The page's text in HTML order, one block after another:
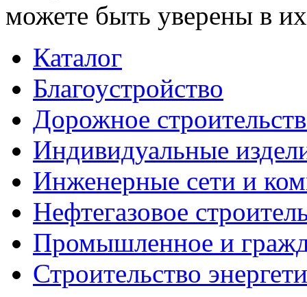
можете быть уверены в их
Каталог
Благоустройство
Дорожное
Индивидуальные
Инженерные сети и
Нефтегазовое
Промышленное и
Строительство